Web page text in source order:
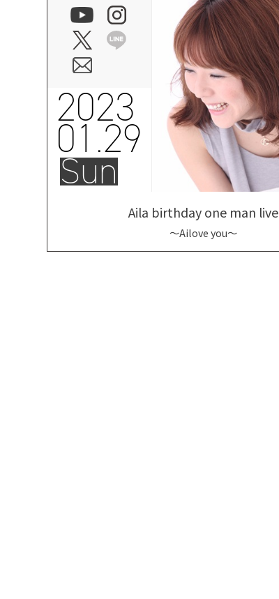
2023
01.29
Sun
Aila birthday one man live
～Ailove you～